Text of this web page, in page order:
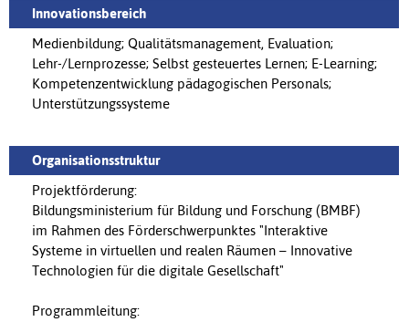
Innovationsbereich
Medienbildung; Qualitätsmanagement, Evaluation;
Lehr-/Lernprozesse; Selbst gesteuertes Lernen; E-Learning;
Kompetenzentwicklung pädagogischen Personals;
Unterstützungssysteme
Organisationsstruktur
Projektförderung:
Bildungsministerium für Bildung und Forschung (BMBF)
im Rahmen des Förderschwerpunktes "Interaktive
Systeme in virtuellen und realen Räumen – Innovative
Technologien für die digitale Gesellschaft"
Programmleitung: